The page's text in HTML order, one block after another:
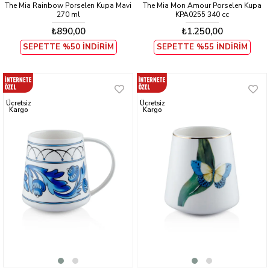
The Mia Rainbow Porselen Kupa Mavi
270 ml
₺890,00
SEPETTE %50 İNDİRİM
The Mia Mon Amour Porselen Kupa
KPA0255 340 cc
₺1.250,00
SEPETTE %55 İNDİRİM
Ücretsiz
Kargo
Ücretsiz
Kargo